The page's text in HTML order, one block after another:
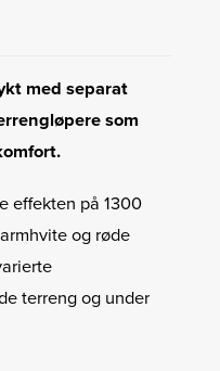
med separat
som
effekten på 1300
og røde
terreng og under